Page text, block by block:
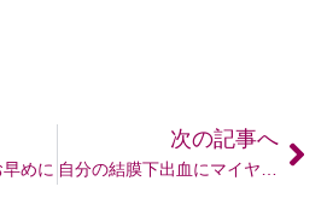
めに
次の記事へ
自分の結膜下出血にマイヤーズカクテル＋高濃度ビタミン点滴を試してみました